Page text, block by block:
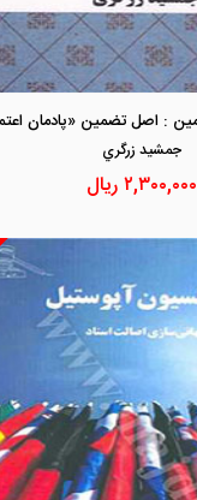
جمشيد زرگري
۲,۳۰۰,۰۰۰ریال